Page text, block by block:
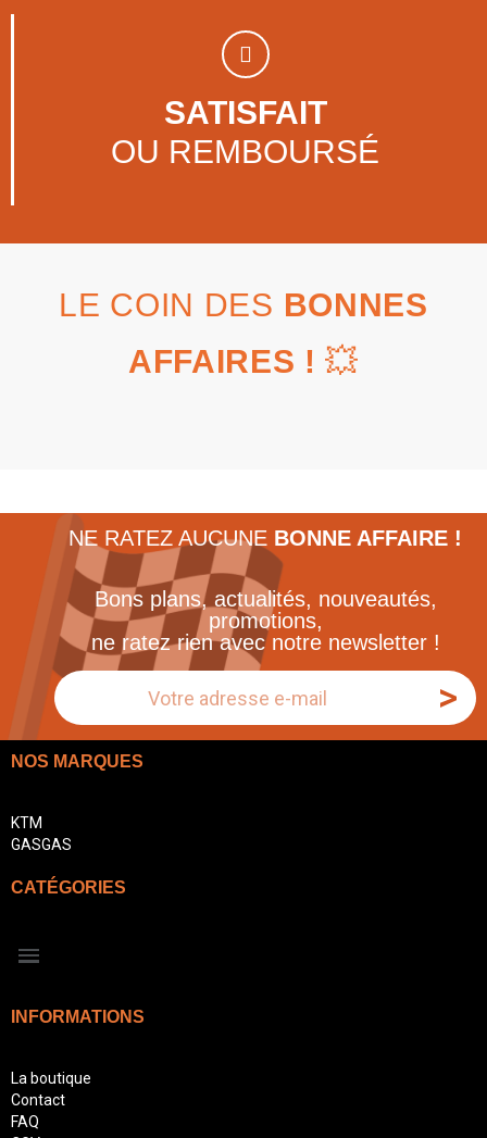
SATISFAIT
OU REMBOURSÉ
LE COIN DES BONNES
AFFAIRES ! 💥
NE RATEZ AUCUNE BONNE AFFAIRE !
Bons plans, actualités, nouveautés,
promotions,
ne ratez rien avec notre newsletter !
>
NOS MARQUES
KTM
GASGAS
CATÉGORIES
INFORMATIONS
La boutique
Contact
FAQ